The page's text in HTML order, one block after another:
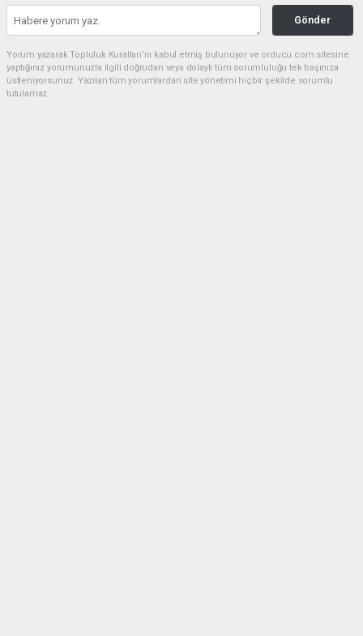
Gönder
Yorum yazarak Topluluk Kuralları’nı kabul etmiş bulunuyor ve orducu.com sitesine
yaptığınız yorumunuzla ilgili doğrudan veya dolaylı tüm sorumluluğu tek başınıza
üstleniyorsunuz. Yazılan tüm yorumlardan site yönetimi hiçbir şekilde sorumlu
tutulamaz.